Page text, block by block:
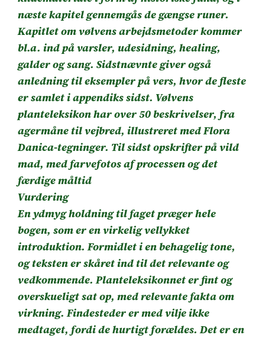
næste kapitel gennemgås de gængse runer.
Kapitlet om vølvens arbejdsmetoder kommer
bl.a. ind på varsler, udesidning, healing,
galder og sang. Sidstnævnte giver også
anledning til eksempler på vers, hvor de fleste
er samlet i appendiks sidst. Vølvens
planteleksikon har over 50 beskrivelser, fra
agermåne til vejbred, illustreret med Flora
Danica-tegninger. Til sidst opskrifter på vild
mad, med farvefotos af processen og det
færdige måltid
Vurdering
En ydmyg holdning til faget præger hele
bogen, som er en virkelig vellykket
introduktion. Formidlet i en behagelig tone,
og teksten er skåret ind til det relevante og
vedkommende. Planteleksikonnet er fint og
overskueligt sat op, med relevante fakta om
virkning. Findesteder er med vilje ikke
medtaget, fordi de hurtigt forældes. Det er en